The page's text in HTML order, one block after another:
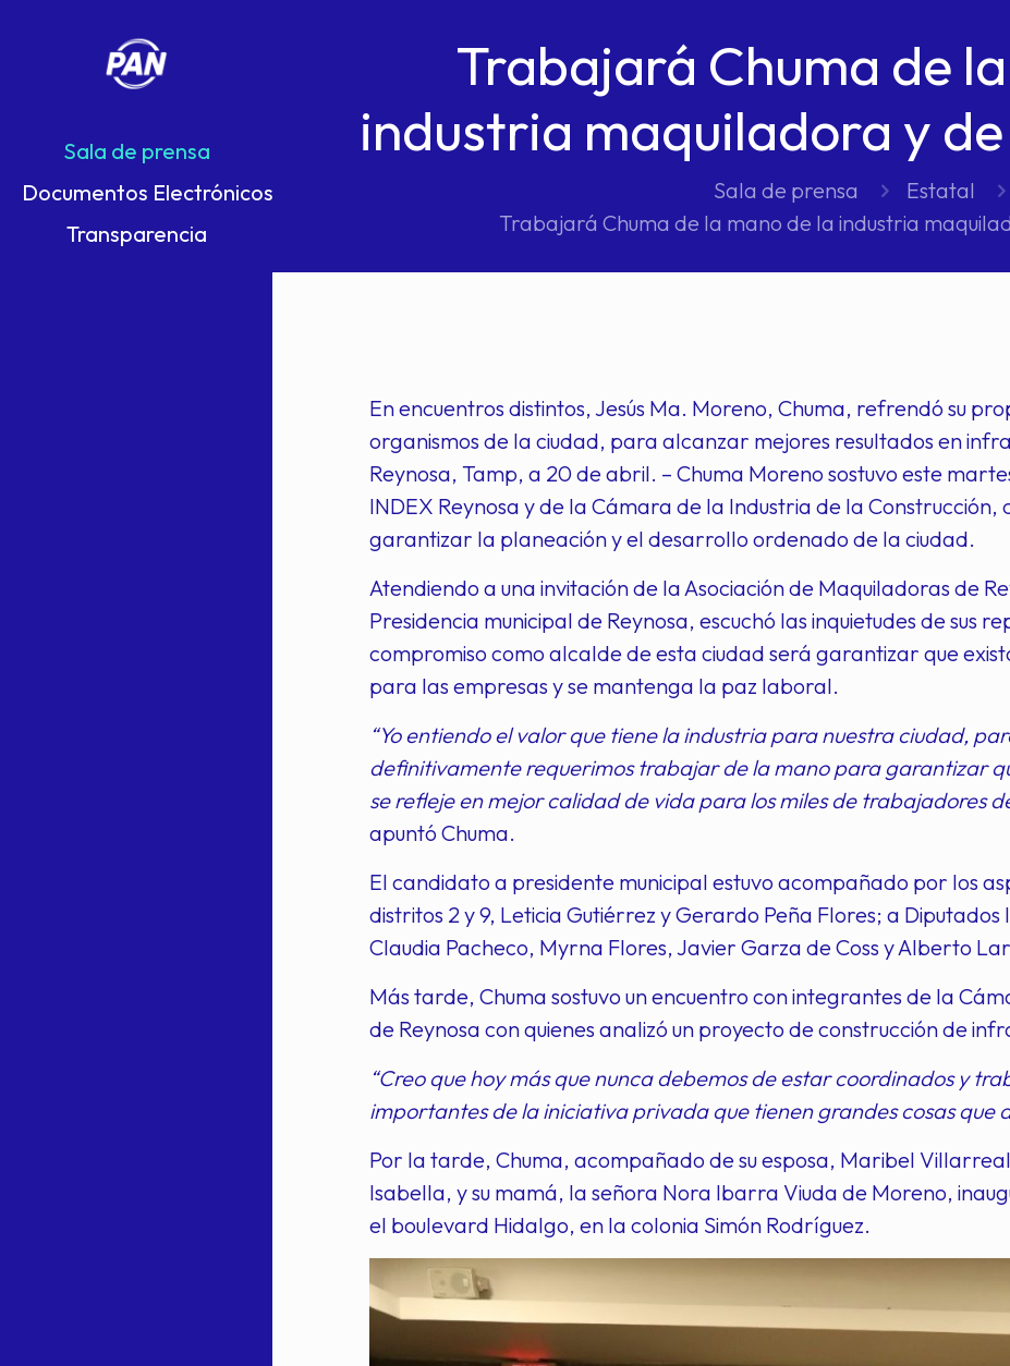
Sala de prensa
Documentos Electrónicos
Transparencia
Trabajará Chuma de
industria maquiladora y
Sala de prensa
Estatal
Trabajará Chuma de la mano de la industria
En encuentros distintos, Jesús Ma. Moreno, Chuma, refrendó su
organismos de la ciudad, para alcanzar mejores resultados en
Reynosa, Tamp, a 20 de abril. – Chuma Moreno sostuvo este
INDEX Reynosa y de la Cámara de la Industria de la
garantizar la planeación y el desarrollo ordenado de la ciudad.
Atendiendo a una invitación de la Asociación de Maquiladoras de
Presidencia municipal de Reynosa, escuchó las inquietudes de sus
compromiso como alcalde de esta ciudad será garantizar que
para las empresas y se mantenga la paz laboral.
“Yo entiendo el valor que tiene la industria para nuestra ciudad,
definitivamente requerimos trabajar de la mano para garantizar
se refleje en mejor calidad de vida para los miles de trabajadores
apuntó Chuma.
El candidato a presidente municipal estuvo acompañado por los
distritos 2 y 9, Leticia Gutiérrez y Gerardo Peña Flores; a Diputados
Claudia Pacheco, Myrna Flores, Javier Garza de Coss y Alberto
Más tarde, Chuma sostuvo un encuentro con integrantes de la
de Reynosa con quienes analizó un proyecto de construcción de
“Creo que hoy más que nunca debemos de estar coordinados y
importantes de la iniciativa privada que tienen grandes cosas que
Por la tarde, Chuma, acompañado de su esposa, Maribel
Isabella, y su mamá, la señora Nora Ibarra Viuda de Moreno,
el boulevard Hidalgo, en la colonia Simón Rodríguez.